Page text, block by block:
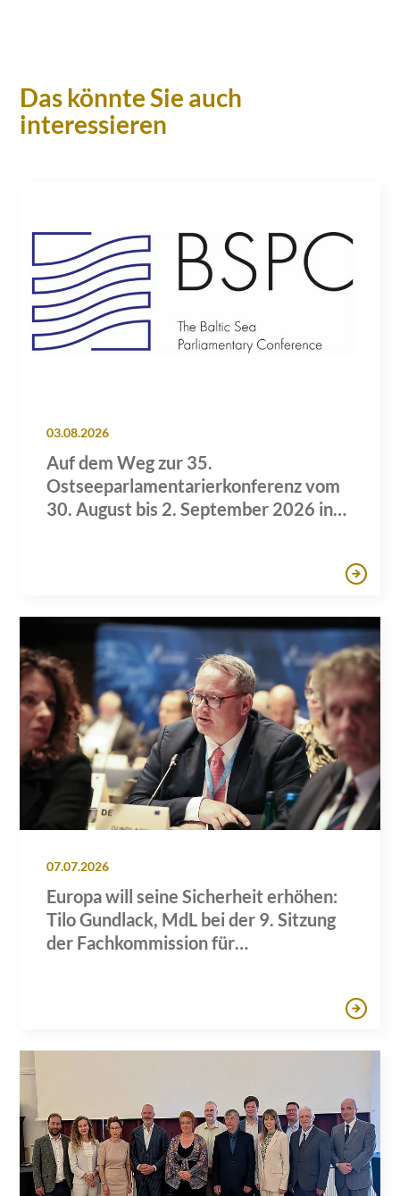
Das könnte Sie auch
interessieren
03.08.2026
Auf dem Weg zur 35.
Ostseeparlamentarierkonferenz vom
30. August bis 2. September 2026 in
07.07.2026
Europa will seine Sicherheit erhöhen:
Tilo Gundlack, MdL bei der 9. Sitzung
der Fachkommission für